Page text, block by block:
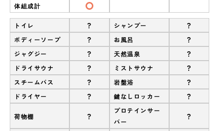
体組成計
トイレ ? シャンプー ?
ボディーソープ ? お風呂 ?
ジャグジー ? 天然温泉 ?
ドライサウナ ? ミストサウナ ?
スチームバス ? 岩盤浴 ?
ドライヤー ? 鍵なしロッカー ?
荷物棚 ?
プロテインサー
バー
?